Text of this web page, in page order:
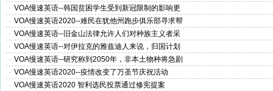
· VOA慢速英语--韩国贫困学生受到新冠限制的影响更
· VOA慢速英语2020--难民在犹他州跑步俱乐部寻求帮
· VOA慢速英语--旧金山法律允许人们对种族主义者采
· VOA慢速英语--对伊拉克的雅兹迪人来说，归国计划
· VOA慢速英语--研究称到2050年，非本土物种将急剧
· VOA慢速英语2020--疫情改变了万圣节庆祝活动
· VOA慢速英语2020 智利选民投票通过修宪提案